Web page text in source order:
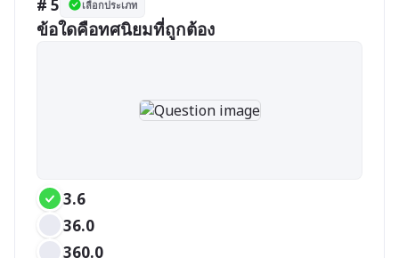
# 5 เลือกประเภท
ข้อใดคือทศนิยมที่ถูกต้อง
3.6
36.0
360.0